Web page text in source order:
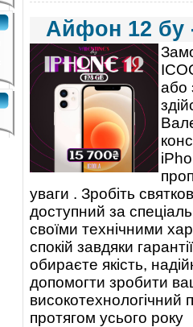
Айфон 12 бу
або
уваги . Зробіть
доступний за
своїми технічними
спокій завдяки
обираєте якість,
допомогти зробити
високотехнологічний
протягом усього року